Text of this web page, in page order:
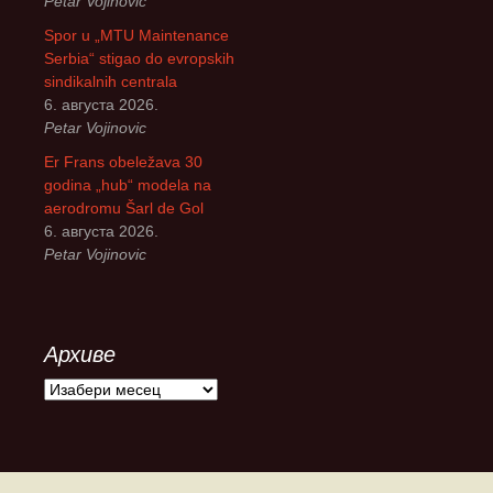
Spor u „MTU Maintenance
Serbia“ stigao do evropskih
sindikalnih centrala
6. августа 2026.
Petar Vojinovic
Er Frans obeležava 30
godina „hub“ modela na
aerodromu Šarl de Gol
6. августа 2026.
Petar Vojinovic
Архиве
А